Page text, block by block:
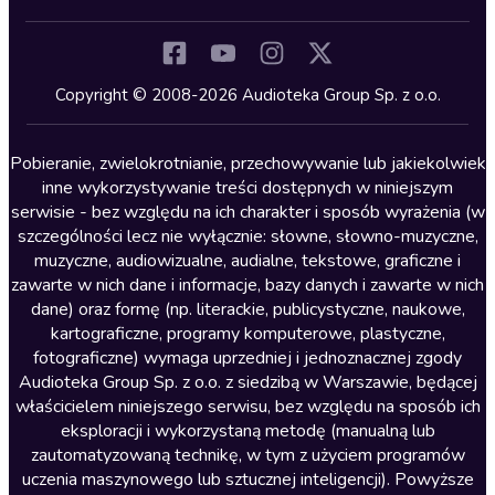
Kryminały
Lektury szkolne
Literatura anglojęzyczna
Literatura faktu
Literatura obyczajowa
Literatura piękna obca
Literatura piękna polska
Nagrania relaksacyjne
Nauka języków
Nauki humanistyczne
Podcasty i audycje
Copyright © 2008-2026 Audioteka Group Sp. z o.o.
Pobieranie, zwielokrotnianie, przechowywanie lub jakiekolwiek
inne wykorzystywanie treści dostępnych w niniejszym
serwisie - bez względu na ich charakter i sposób wyrażenia (w
szczególności lecz nie wyłącznie: słowne, słowno-muzyczne,
muzyczne, audiowizualne, audialne, tekstowe, graficzne i
zawarte w nich dane i informacje, bazy danych i zawarte w nich
dane) oraz formę (np. literackie, publicystyczne, naukowe,
kartograficzne, programy komputerowe, plastyczne,
fotograficzne) wymaga uprzedniej i jednoznacznej zgody
Audioteka Group Sp. z o.o. z siedzibą w Warszawie, będącej
właścicielem niniejszego serwisu, bez względu na sposób ich
eksploracji i wykorzystaną metodę (manualną lub
zautomatyzowaną technikę, w tym z użyciem programów
uczenia maszynowego lub sztucznej inteligencji). Powyższe